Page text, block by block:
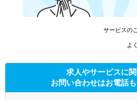
サービスの
よ
求人やサービスに
お問い合わせはお電話